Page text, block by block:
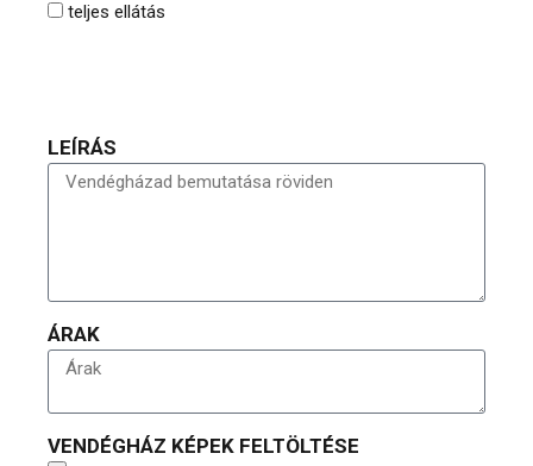
teljes ellátás
LEÍRÁS
ÁRAK
VENDÉGHÁZ KÉPEK FELTÖLTÉSE